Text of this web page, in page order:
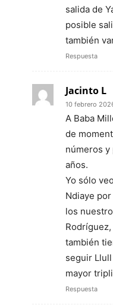
salida de
posible
también
Respuesta
Jacinto L
10 febrero
A Baba
de
números y
años.
Yo sólo
Ndiaye
los
también
seguir
mayor
Respuesta